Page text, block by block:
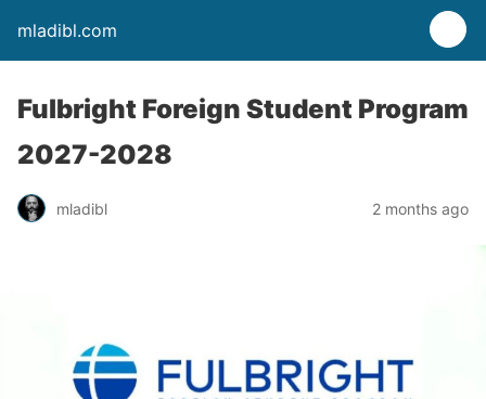
mladibl.com
Fulbright Foreign Student Program
2027-2028
mladibl 2 months ago